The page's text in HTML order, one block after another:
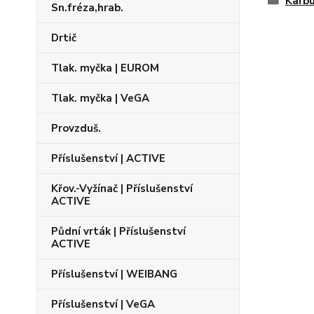
Sn.fréza,hrab.
Drtič
Tlak. myčka | EUROM
Tlak. myčka | VeGA
Provzduš.
Příslušenství | ACTIVE
Křov.-Vyžínač | Příslušenství
ACTIVE
Půdní vrták | Příslušenství
ACTIVE
Příslušenství | WEIBANG
Příslušenství | VeGA